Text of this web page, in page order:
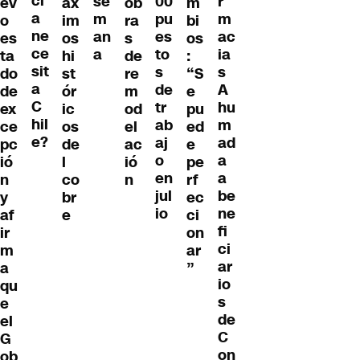
o
es
ta
do
de
ex
ce
pc
ió
n
y
af
ir
m
a
qu
e
el
G
a
ne
ce
sit
a
C
hil
e?
im
os
hi
st
ór
ic
os
de
l
co
br
e
m
an
a
ra
s
de
re
m
od
el
ac
ió
n
pu
es
to
s
de
tr
ab
aj
o
en
jul
io
bi
os
:
“S
e
pu
ed
e
pe
rf
ec
ci
on
ar
”
m
ac
ia
s
A
hu
m
ad
a
a
be
ne
fi
ci
ar
io
s
de
C
on